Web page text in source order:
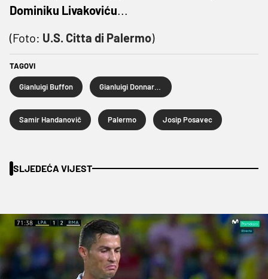
Dominiku Livakoviću...
(Foto: U.S. Citta di Palermo)
TAGOVI
Gianluigi Buffon
Samir Handanovič Palermo Josip Posavec
SLJEDEĆA VIJEST